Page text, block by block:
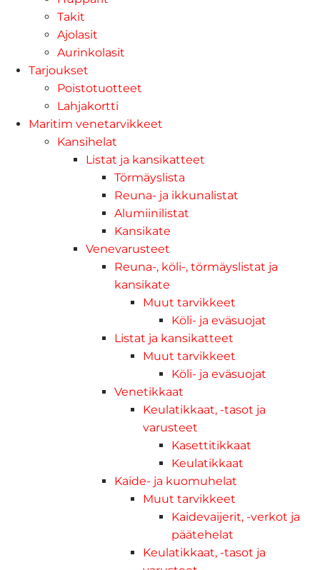
Takit
Ajolasit
Aurinkolasit
Tarjoukset
Poistotuotteet
Lahjakortti
Maritim venetarvikkeet
Kansihelat
Listat ja kansikatteet
Törmäyslista
Reuna- ja ikkunalistat
Alumiinilistat
Kansikate
Venevarusteet
Reuna-, köli-, törmäyslistat ja
kansikate
Muut tarvikkeet
Köli- ja eväsuojat
Listat ja kansikatteet
Muut tarvikkeet
Köli- ja eväsuojat
Venetikkaat
Keulatikkaat, -tasot ja
varusteet
Kasettitikkaat
Keulatikkaat
Kaide- ja kuomuhelat
Muut tarvikkeet
Kaidevaijerit, -verkot ja
päätehelat
Keulatikkaat, -tasot ja